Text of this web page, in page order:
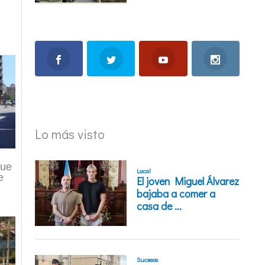
Lo más visto